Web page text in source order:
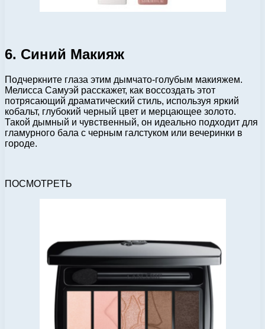
6. Синий Макияж
Подчеркните глаза этим дымчато-голубым макияжем.
Мелисса Самуэй расскажет, как воссоздать этот
потрясающий драматический стиль, используя яркий
кобальт, глубокий черный цвет и мерцающее золото.
Такой дымный и чувственный, он идеально подходит для
гламурного бала с черным галстуком или вечеринки в
городе.
ПОСМОТРЕТЬ